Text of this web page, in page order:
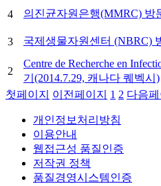
4 의진균자원은행(MMRC) 방
3
국제생물자원센터 (NBRC)
2
Centre de Recherche en
기(2014.7.29, 캐나다 퀘벡시)
첫페이지
이전페이지 1 2 다음페
개인정보처리방침
이용안내
웹접근성 품질인증
저작권 정책
품질경영시스템인증